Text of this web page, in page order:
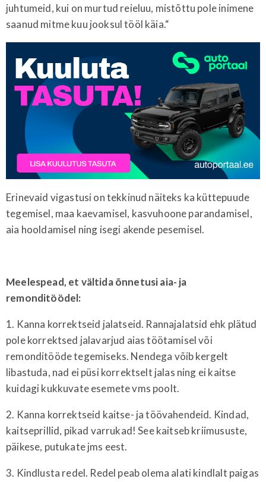
juhtumeid, kui on murtud reieluu, mistõttu pole inimene
saanud mitme kuu jooksul tööl käia.“
Erinevaid vigastusi on tekkinud näiteks ka küttepuude
tegemisel, maa kaevamisel, kasvuhoone parandamisel,
aia hooldamisel ning isegi akende pesemisel.
Meelespead, et vältida õnnetusi aia- ja
remonditöödel:
1. Kanna korrektseid jalatseid. Rannajalatsid ehk plätud
pole korrektsed jalavarjud aias töötamisel või
remonditööde tegemiseks. Nendega võib kergelt
libastuda, nad ei püsi korrektselt jalas ning ei kaitse
kuidagi kukkuvate esemete vms poolt.
2. Kanna korrektseid kaitse- ja töövahendeid. Kindad,
kaitseprillid, pikad varrukad! See kaitseb kriimususte,
päikese, putukate jms eest.
3. Kindlusta redel. Redel peab olema alati kindlalt paigas